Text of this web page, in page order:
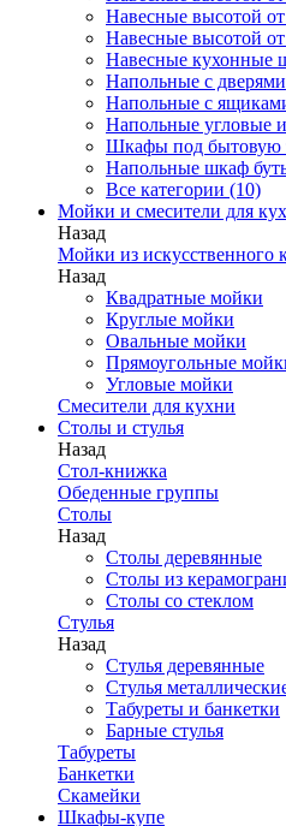
Навесные высотой
Навесные высотой
Навесные кухонные
Напольные с дверями
Напольные с
Напольные угловые
Шкафы под бытовую
Напольные шкаф
Все категории (10)
Мойки и смесители для
Назад
Мойки из искусственного
Назад
Квадратные мойки
Круглые мойки
Овальные мойки
Прямоугольные
Угловые мойки
Смесители для кухни
Столы и стулья
Назад
Стол-книжка
Обеденные группы
Столы
Назад
Столы деревянные
Столы из
Столы со стеклом
Стулья
Назад
Стулья деревянные
Стулья
Табуреты и банкетки
Барные стулья
Табуреты
Банкетки
Скамейки
Шкафы-купе